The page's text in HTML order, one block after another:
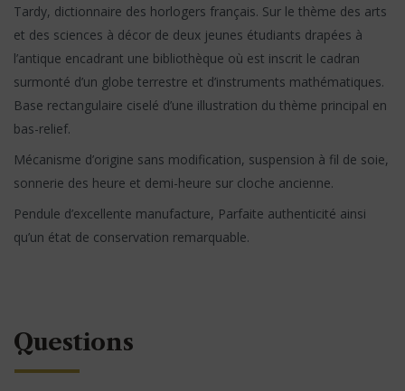
Tardy, dictionnaire des horlogers français. Sur le thème des arts
et des sciences à décor de deux jeunes étudiants drapées à
l’antique encadrant une bibliothèque où est inscrit le cadran
surmonté d’un globe terrestre et d’instruments mathématiques.
Base rectangulaire ciselé d’une illustration du thème principal en
bas-relief.
Mécanisme d’origine sans modification, suspension à fil de soie,
sonnerie des heure et demi-heure sur cloche ancienne.
Pendule d’excellente manufacture, Parfaite authenticité ainsi
qu’un état de conservation remarquable.
Questions